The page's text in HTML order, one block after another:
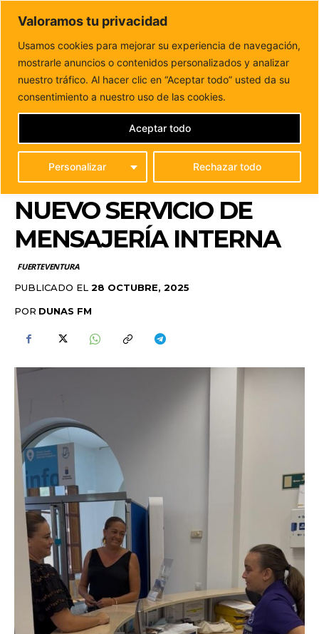
Valoramos tu privacidad
Usamos cookies para mejorar su experiencia de navegación,
mostrarle anuncios o contenidos personalizados y analizar
nuestro tráfico. Al hacer clic en “Aceptar todo” usted da su
consentimiento a nuestro uso de las cookies.
Personalizar Rechazar todo
Aceptar todo
DUNAS FM
Tu informacion de forma cercana
Inicio FUERTEVENTURA
El Cabildo de Fuerteventura
mejora la atención ciudadana con un nuevo servicio...
EL CABILDO DE
FUERTEVENTURA
MEJORA LA ATENCIÓN
CIUDADANA CON UN
NUEVO SERVICIO DE
MENSAJERÍA INTERNA
FUERTEVENTURA
PUBLICADO EL 28 OCTUBRE, 2025
POR DUNAS FM